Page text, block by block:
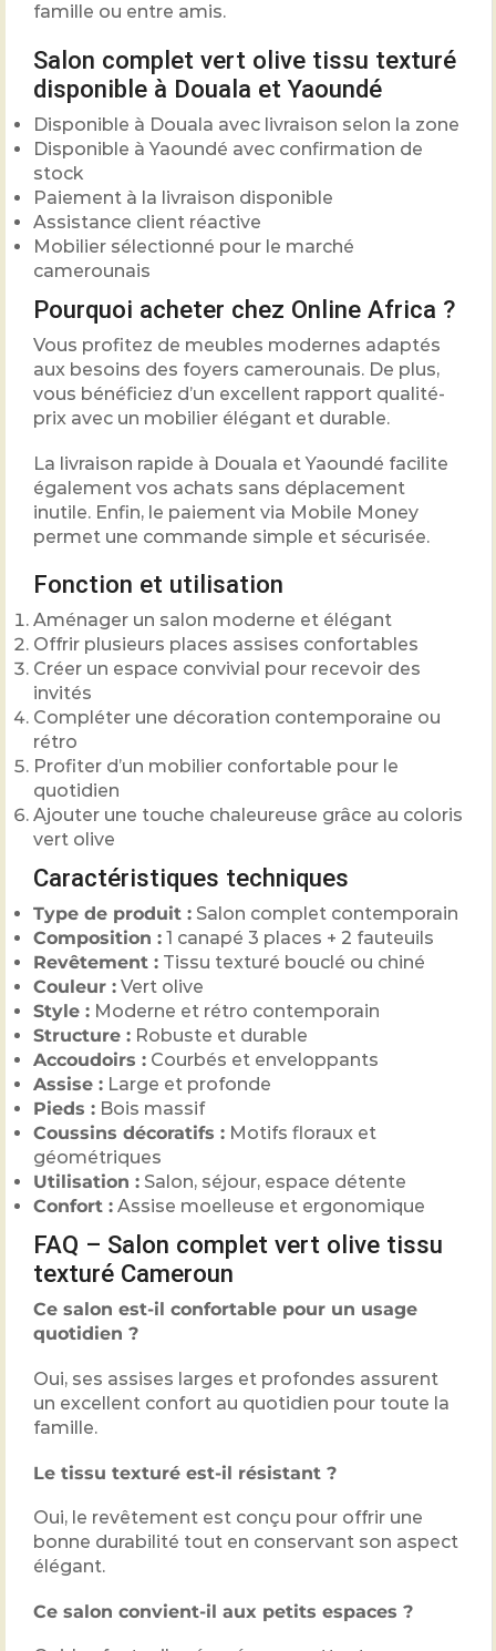
famille ou entre amis.
Salon complet vert olive tissu texturé
disponible à Douala et Yaoundé
Disponible à Douala avec livraison selon la zone
Disponible à Yaoundé avec confirmation de
stock
Paiement à la livraison disponible
Assistance client réactive
Mobilier sélectionné pour le marché
camerounais
Pourquoi acheter chez Online Africa ?
Vous profitez de meubles modernes adaptés
aux besoins des foyers camerounais. De plus,
vous bénéficiez d’un excellent rapport qualité-
prix avec un mobilier élégant et durable.
La livraison rapide à Douala et Yaoundé facilite
également vos achats sans déplacement
inutile. Enfin, le paiement via Mobile Money
permet une commande simple et sécurisée.
Fonction et utilisation
Aménager un salon moderne et élégant
Offrir plusieurs places assises confortables
Créer un espace convivial pour recevoir des
invités
Compléter une décoration contemporaine ou
rétro
Profiter d’un mobilier confortable pour le
quotidien
Ajouter une touche chaleureuse grâce au coloris
vert olive
Caractéristiques techniques
Type de produit : Salon complet contemporain
Composition : 1 canapé 3 places + 2 fauteuils
Revêtement : Tissu texturé bouclé ou chiné
Couleur : Vert olive
Style : Moderne et rétro contemporain
Structure : Robuste et durable
Accoudoirs : Courbés et enveloppants
Assise : Large et profonde
Pieds : Bois massif
Coussins décoratifs : Motifs floraux et
géométriques
Utilisation : Salon, séjour, espace détente
Confort : Assise moelleuse et ergonomique
FAQ – Salon complet vert olive tissu
texturé Cameroun
Ce salon est-il confortable pour un usage
quotidien ?
Oui, ses assises larges et profondes assurent
un excellent confort au quotidien pour toute la
famille.
Le tissu texturé est-il résistant ?
Oui, le revêtement est conçu pour offrir une
bonne durabilité tout en conservant son aspect
élégant.
Ce salon convient-il aux petits espaces ?